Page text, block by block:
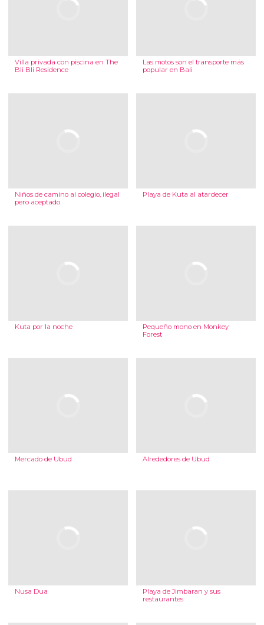
Villa privada con piscina en The
Bli Bli Residence
Las motos son el transporte más
popular en Bali
Niños de camino al colegio, ilegal
pero aceptado
Playa de Kuta al atardecer
Kuta por la noche
Pequeño mono en Monkey
Forest
Mercado de Ubud Alrededores de Ubud
Nusa Dua
Playa de Jimbaran y sus
restaurantes